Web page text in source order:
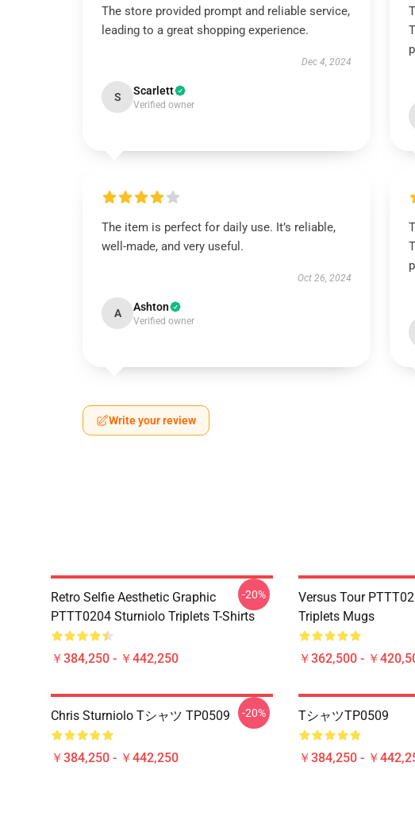
The store provided prompt and reliable service,
leading to a great shopping experience.
Dec 4, 2024
S Scarlett
Verified owner
The item is perfect for daily use. It’s reliable,
well-made, and very useful.
Oct 26, 2024
A Ashton
Verified owner
Write your review
Retro Selfie Aesthetic Graphic
PTTT0204 Sturniolo Triplets T-Shirts
￥384,250 - ￥442,250
-20%
Versus Tour
Triplets Mugs
￥362,500 - ￥
Chris Sturniolo Tシャツ TP0509
￥384,250 - ￥442,250
-20% TシャツTP0509
￥384,250 - ￥